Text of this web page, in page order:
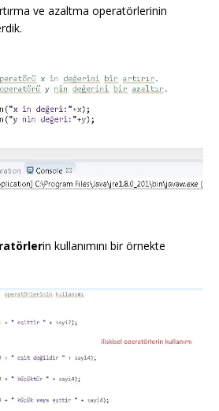
ve azaltma operatörlerinin
in kullanımını bir örnekte